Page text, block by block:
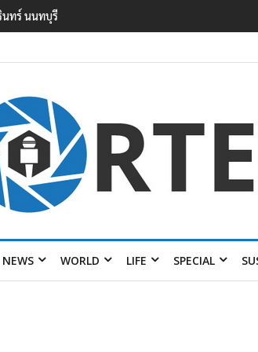
ตร. อยู่ระหว่างสอบสวนแรงจูงใจ เหตุยิงในโรงเรียนเทพศิ
เหตุเครียดเรื่องเรียน
NEWS WORLD LIFE SPECIAL